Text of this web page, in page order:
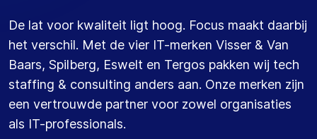
De lat voor kwaliteit ligt hoog. Focus maakt daarbij
het verschil. Met de vier IT-merken Visser & Van
Baars, Spilberg, Eswelt en Tergos pakken wij tech
staffing & consulting anders aan. Onze merken zijn
een vertrouwde partner voor zowel organisaties
als IT-professionals.